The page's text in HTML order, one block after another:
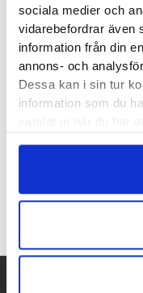
sociala medier och
vidarebefordrar även
information från din
annons- och
Dessa kan i sin tur
information som du
BLACKROLL Loop Band
Set